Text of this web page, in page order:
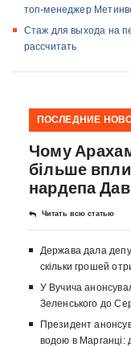
топ-менеджер
Стаж для выхода на
рассчитать
ПОСЛЕДНИЕ
Чому
більше
нардепа
Читать всю статью
Держава дала
скільки грошей
У Вучича
Зеленського до
Президент
водою в Марганці: